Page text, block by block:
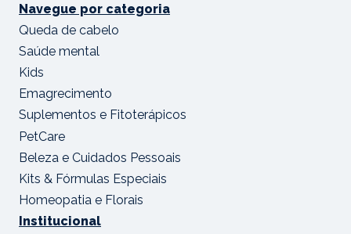
Navegue por categoria
Queda de cabelo
Saúde mental
Kids
Emagrecimento
Suplementos e Fitoterápicos
PetCare
Beleza e Cuidados Pessoais
Kits & Fórmulas Especiais
Homeopatia e Florais
Institucional